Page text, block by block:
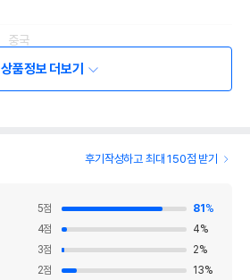
중국
PETZEN
이후인 상품이 출고됩니다.
단, 상품명에 유통기한 명시된 경우, 해당
유통기한을 따릅니다.
상품정보 더보기
후기작성하고 최대 150점 받기
5점 81 %
4점 4%
3점 2%
2점 13%